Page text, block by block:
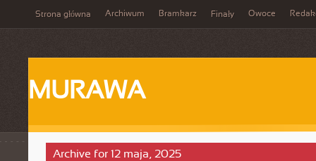
Strona główna Archiwum Bramkarz Finały Owoce
MURAWA
Archive for 12 maja, 2025